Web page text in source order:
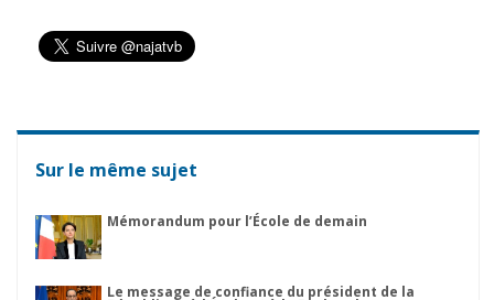
Sur le même sujet
Mémorandum pour l’École de demain
Le message de confiance du président de la